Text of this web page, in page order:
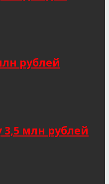
рублей
млн рублей